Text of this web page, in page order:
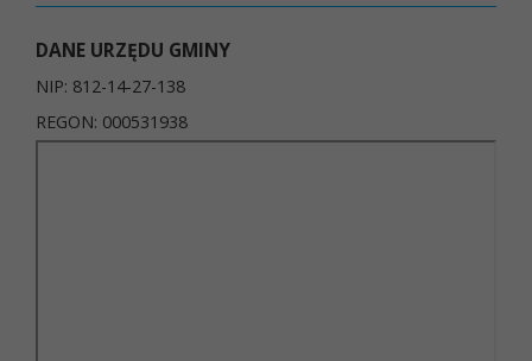
DANE URZĘDU GMINY
NIP: 812-14-27-138
REGON: 000531938